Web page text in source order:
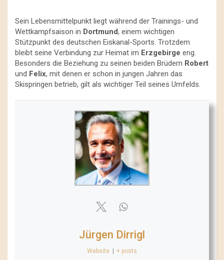
Sein Lebensmittelpunkt liegt während der Trainings- und
Wettkampfsaison in Dortmund, einem wichtigen
Stützpunkt des deutschen Eiskanal-Sports. Trotzdem
bleibt seine Verbindung zur Heimat im Erzgebirge eng.
Besonders die Beziehung zu seinen beiden Brüdern Robert
und Felix, mit denen er schon in jungen Jahren das
Skispringen betrieb, gilt als wichtiger Teil seines Umfelds.
Jürgen Dirrigl
Website + posts